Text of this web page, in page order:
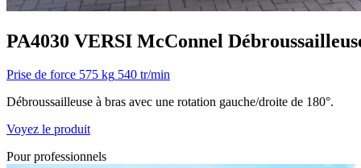
PA4030 VERSI McConnel
Prise de force 575 kg 540 tr/min
Débroussailleuse à bras avec une rotation gauche/droite de 180°.
Voyez le produit
Pour professionnels